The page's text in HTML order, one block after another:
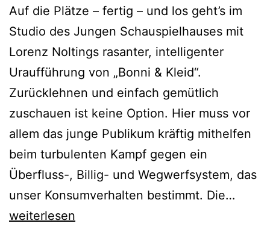
Auf die Plätze – fertig – und los geht’s im
Studio des Jungen Schauspielhauses mit
Lorenz Noltings rasanter, intelligenter
Uraufführung von „Bonni & Kleid“.
Zurücklehnen und einfach gemütlich
zuschauen ist keine Option. Hier muss vor
allem das junge Publikum kräftig mithelfen
beim turbulenten Kampf gegen ein
Überfluss-, Billig- und Wegwerfsystem, das
unser Konsumverhalten bestimmt. Die…
weiterlesen